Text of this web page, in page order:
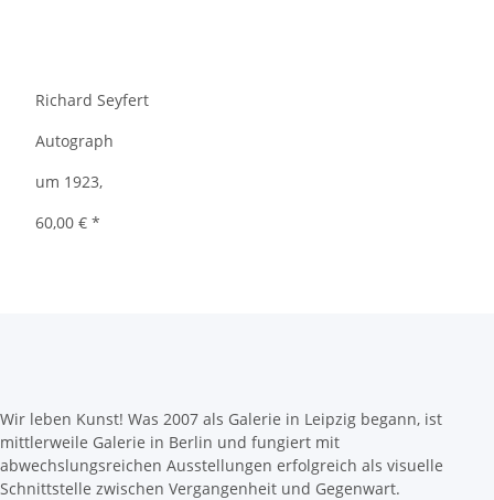
Richard Seyfert
Autograph
um 1923,
60,00 € *
Wir leben Kunst! Was 2007 als Galerie in Leipzig begann, ist
mittlerweile Galerie in Berlin und fungiert mit
abwechslungsreichen Ausstellungen erfolgreich als visuelle
Schnittstelle zwischen Vergangenheit und Gegenwart.